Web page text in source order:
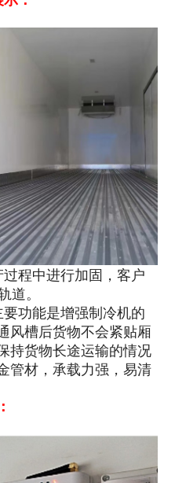
程中进行加固，客户
。
功能是增强制冷机的
风槽后货物不会紧贴厢
持货物长途运输的情况
管材，承载力强，易清